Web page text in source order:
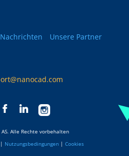
Nachrichten
Unsere Partner
Alle Rechte vorbehalten
| Nutzungsbedingungen | Cookies